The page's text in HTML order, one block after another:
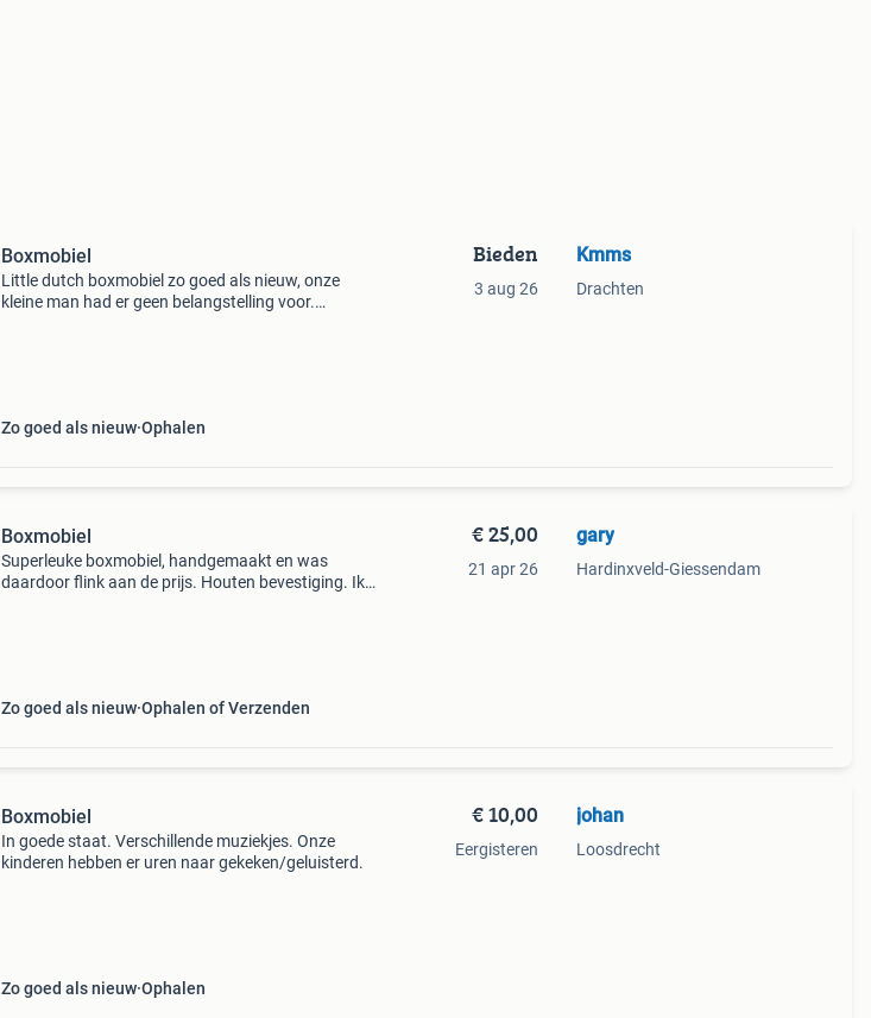
Boxmobiel
Little dutch boxmobiel zo goed als nieuw, onze
kleine man had er geen belangstelling voor.
Zo goed als nieuw Ophalen
Bieden
3 aug 26
Kmms
Drachten
Boxmobiel
Superleuke boxmobiel, handgemaakt en was
daardoor flink aan de prijs. Houten bevestiging. Ik
Zo goed als nieuw Ophalen of Verzenden
€ 25,00
21 apr 26
gary
Hardinxveld-Giessendam
Boxmobiel
In goede staat. Verschillende muziekjes. Onze
kinderen hebben er uren naar gekeken/geluisterd.
Zo goed als nieuw Ophalen
€ 10,00
Eergisteren
johan
Loosdrecht